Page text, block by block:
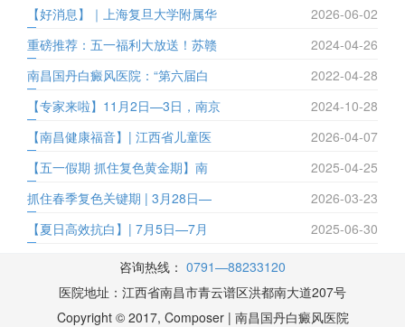
【好消息】｜上海复旦大学附属华
2026-06-02
重磅推荐：五一福利大放送！苏赣
2024-04-26
南昌国丹白癜风医院：“第六届白
2022-04-28
【专家来啦】11月2日—3日，南京
2024-10-28
【南昌健康福音】| 江西省儿童医
2026-04-07
【五一假期 抓住复色黄金期】南
2025-04-25
抓住春季复色关键期 | 3月28日—
2026-03-23
【夏日高效抗白】| 7月5日—7月
2025-06-30
咨询热线： 0791—88233120
医院地址：江西省南昌市青云谱区洪都南大道207号
Copyright © 2017, Composer | 南昌国丹白癜风医院